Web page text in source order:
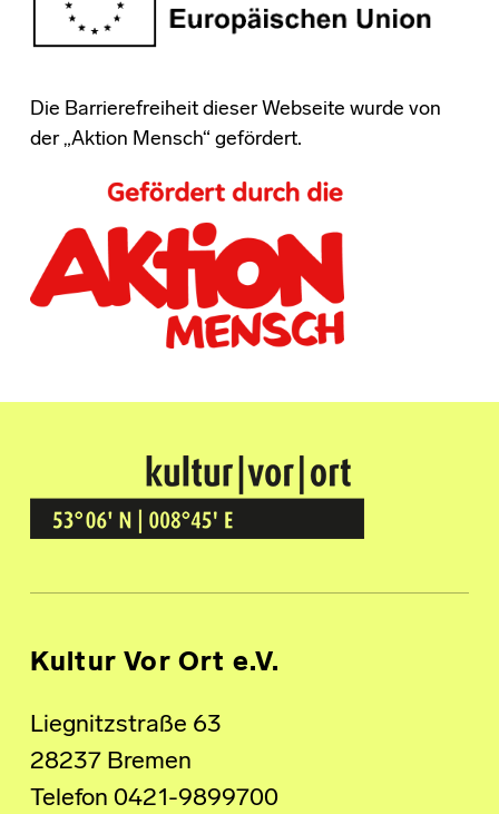
Die Barrierefreiheit dieser Webseite wurde von
der „Aktion Mensch“ gefördert.
Kultur Vor Ort
BREMEN GRÖPELINGEN
Kultur Vor Ort e.V.
Liegnitzstraße 63
28237 Bremen
Telefon 0421-9899700